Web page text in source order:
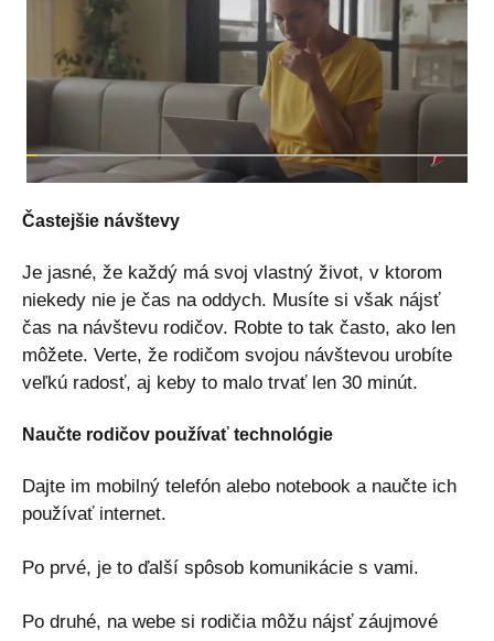
Častejšie návštevy
Je jasné, že každý má svoj vlastný život, v ktorom
niekedy nie je čas na oddych. Musíte si však nájsť
čas na návštevu rodičov. Robte to tak často, ako len
môžete. Verte, že rodičom svojou návštevou urobíte
veľkú radosť, aj keby to malo trvať len 30 minút.
Naučte rodičov používať technológie
Dajte im mobilný telefón alebo notebook a naučte ich
používať internet.
Po prvé, je to ďalší spôsob komunikácie s vami.
Po druhé, na webe si rodičia môžu nájsť záujmové